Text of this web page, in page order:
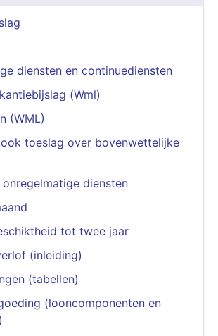
diensten en continuediensten
(Wml)
(WML)
ook toeslag over bovenwettelijke
diensten
tot twee jaar
(inleiding)
(tabellen)
(looncomponenten en